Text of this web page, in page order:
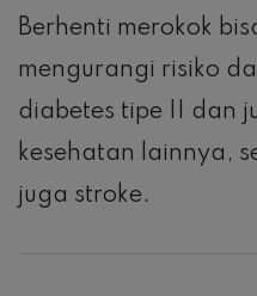
Berhenti merokok
mengurangi risiko
diabetes tipe II dan
kesehatan lainnya,
juga stroke.